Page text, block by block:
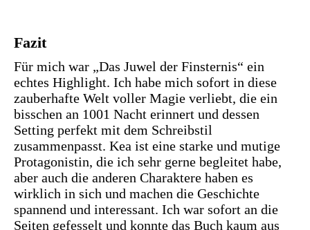
Fazit
Für mich war „Das Juwel der Finsternis“ ein
echtes Highlight. Ich habe mich sofort in diese
zauberhafte Welt voller Magie verliebt, die ein
bisschen an 1001 Nacht erinnert und dessen
Setting perfekt mit dem Schreibstil
zusammenpasst. Kea ist eine starke und mutige
Protagonistin, die ich sehr gerne begleitet habe,
aber auch die anderen Charaktere haben es
wirklich in sich und machen die Geschichte
spannend und interessant. Ich war sofort an die
Seiten gefesselt und konnte das Buch kaum aus